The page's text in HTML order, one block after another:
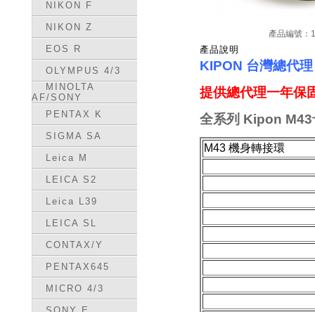
NIKON F
NIKON Z
EOS R
OLYMPUS 4/3
MINOLTA
AF/SONY
PENTAX K
SIGMA SA
Leica M
LEICA S2
Leica L39
LEICA SL
CONTAX/Y
PENTAX645
MICRO 4/3
產品編號：
產品說明
KIPON 台灣總代
提供總代理一年保
全系列 Kipon M43
M43 機身轉接環